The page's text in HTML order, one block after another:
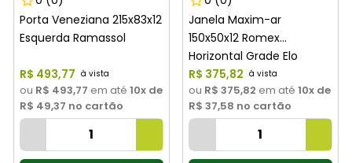
Porta Veneziana 215x83x12
Esquerda Ramassol
R$ 493,77
ou R$ 493,77 em até 10x de
R$ 49,37 no cartão
Janela Maxim-ar
150x50x12 Romex
Horizontal Grade Elo
Ramassol
R$ 375,82
ou R$ 375,82 em até 10x de
R$ 37,58 no cartão